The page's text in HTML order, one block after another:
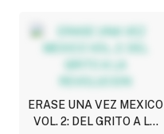
ERASE UNA VEZ MEXICO
VOL. 2: DEL GRITO A LA